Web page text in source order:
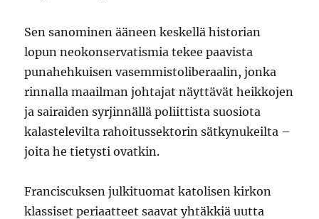
Sen sanominen ääneen keskellä historian
lopun neokonservatismia tekee paavista
punahehkuisen vasemmistoliberaalin, jonka
rinnalla maailman johtajat näyttävät heikkojen
ja sairaiden syrjinnällä poliittista suosiota
kalastelevilta rahoitussektorin sätkynukeilta –
joita he tietysti ovatkin.
Franciscuksen julkituomat katolisen kirkon
klassiset periaatteet saavat yhtäkkiä uutta